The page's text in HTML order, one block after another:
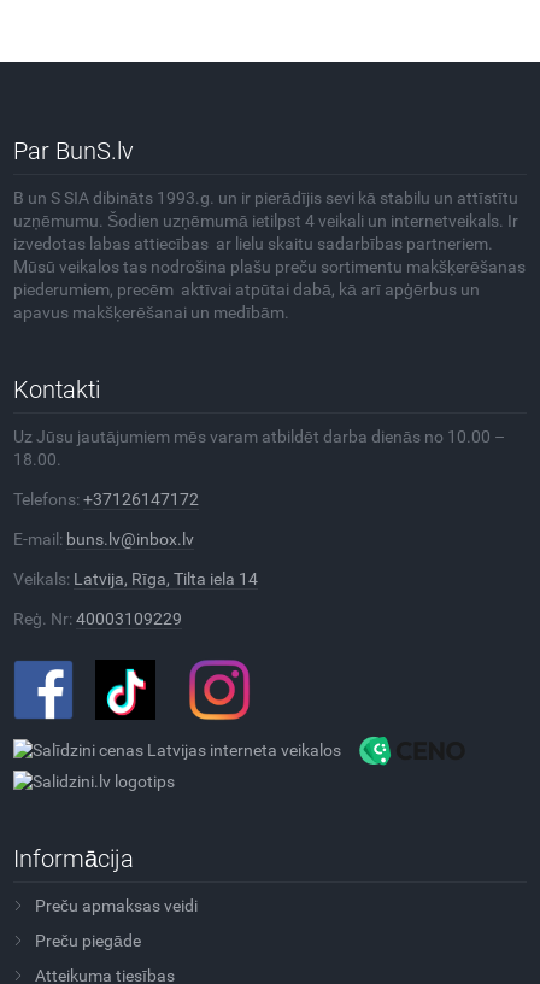
Par BunS.lv
B un S SIA dibināts 1993.g. un ir pierādījis sevi kā stabilu un attīstītu
uzņēmumu. Šodien uzņēmumā ietilpst 4 veikali un internetveikals. Ir
izvedotas labas attiecības ar lielu skaitu sadarbības partneriem.
Mūsū veikalos tas nodrošina plašu preču sortimentu makšķerēšanas
piederumiem, precēm aktīvai atpūtai dabā, kā arī apģērbus un
apavus makšķerēšanai un medībām.
Kontakti
Uz Jūsu jautājumiem mēs varam atbildēt darba dienās no 10.00 –
18.00.
Telefons:+37126147172
E-mail: buns.lv@inbox.lv
Veikals: Latvija, Rīga, Tilta iela 14
Reģ. Nr:40003109229
Informācija
Preču apmaksas veidi
Preču piegāde
Atteikuma tiesības